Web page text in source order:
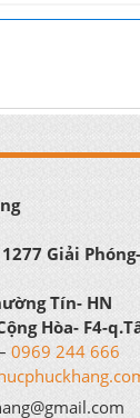
Giải
Tín- HN
Hòa- F4-
0969 244 666